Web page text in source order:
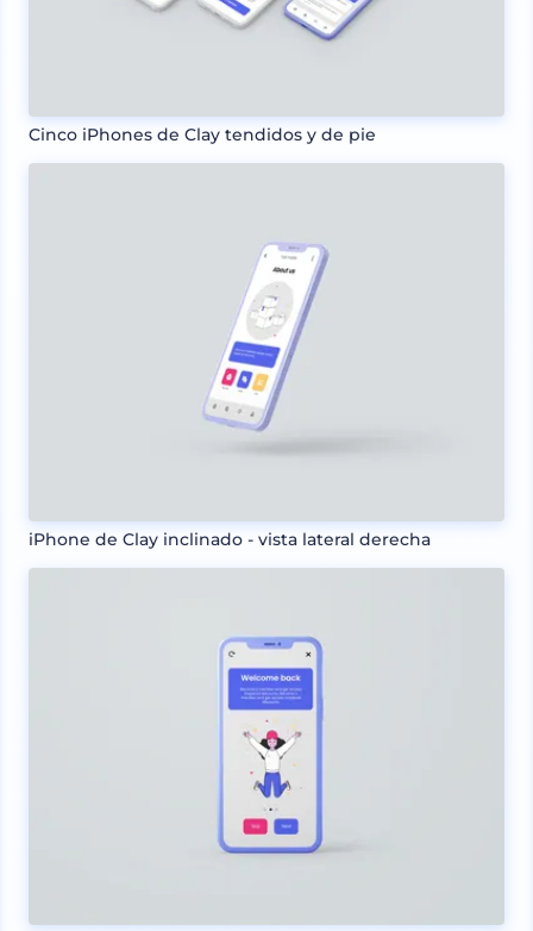
Cinco iPhones de Clay tendidos y de pie
iPhone de Clay inclinado - vista lateral derecha